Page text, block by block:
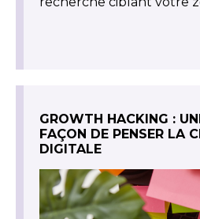
GROWTH HACKING :
FAÇON DE PENSER LA
DIGITALE